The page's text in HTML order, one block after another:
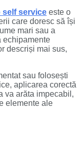
self service este o
care doresc să își
mari sau a
echipamente
descriși mai sus,
sau folosești
aplicarea corectă
va arăta impecabil,
elemente ale